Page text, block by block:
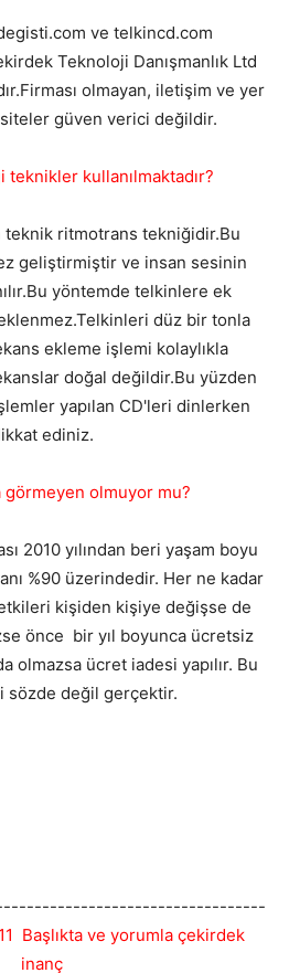
ve telkincd.com
Teknoloji Danışmanlık Ltd
olmayan, iletişim ve yer
güven verici değildir.
kullanılmaktadır?
teknik ritmotrans tekniğidir.Bu
geliştirmiştir ve insan sesinin
yöntemde telkinlere ek
düz bir tonla
ekleme işlemi kolaylıkla
doğal değildir.Bu yüzden
yapılan CD'leri dinlerken
ediniz.
görmeyen olmuyor mu?
2010 yılından beri yaşam boyu
%90 üzerindedir. Her ne kadar
kişiden kişiye değişse de
önce bir yıl boyunca ücretsiz
olmazsa ücret iadesi yapılır. Bu
sözde değil gerçektir.
11 Başlıkta ve yorumla çekirdek
inanç